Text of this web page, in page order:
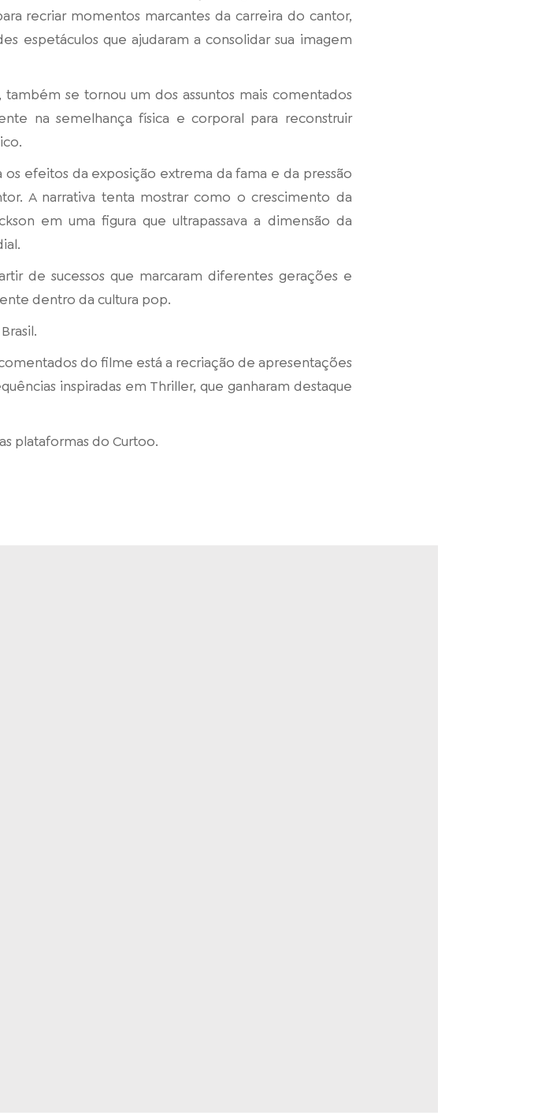
recriar momentos marcantes da carreira do cantor,
espetáculos que ajudaram a consolidar sua imagem
se tornou um dos assuntos mais comentados
na semelhança física e corporal para reconstruir
efeitos da exposição extrema da fama e da pressão
A narrativa tenta mostrar como o crescimento da
em uma figura que ultrapassava a dimensão da
de sucessos que marcaram diferentes gerações e
dentro da cultura pop.
do filme está a recriação de apresentações
inspiradas em Thriller, que ganharam destaque
plataformas do Curtoo.